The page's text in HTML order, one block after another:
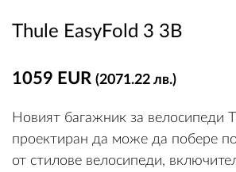
Thule EasyFold 3 3B
1059 EUR (2071.22 лв.)
Новият багажник за велосипеди
проектиран да може да побере
от стилове велосипеди,